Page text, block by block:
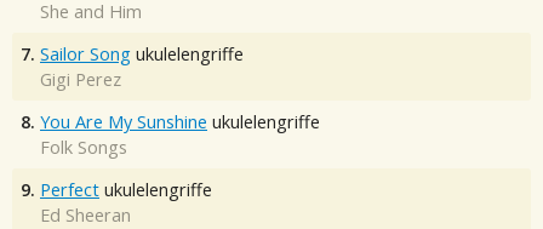
She and Him
7. Sailor Song ukulelengriffe
Gigi Perez
8. You Are My Sunshine ukulelengriffe
Folk Songs
9. Perfect ukulelengriffe
Ed Sheeran